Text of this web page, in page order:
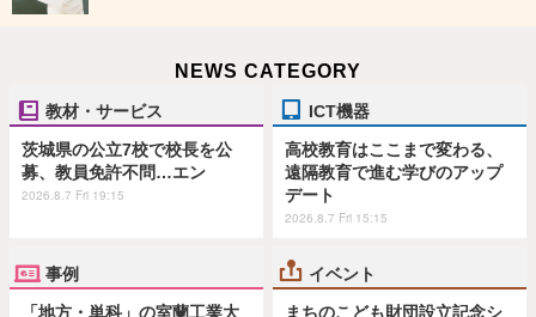
NEWS CATEGORY
教材・サービス
茨城県の公立7校で校長を公
募、教員免許不問…エン
2026.8.7 Fri 19:15
ICT機器
高校教育はここまで変わる、
遠隔教育で進む学びのアップ
デート
2026.8.7 Fri 15:15
事例
「地方・単科」の室蘭工業大
イベント
まちのこども財団設立記念シ